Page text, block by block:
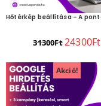
31300Ft24300Ft
Akció!